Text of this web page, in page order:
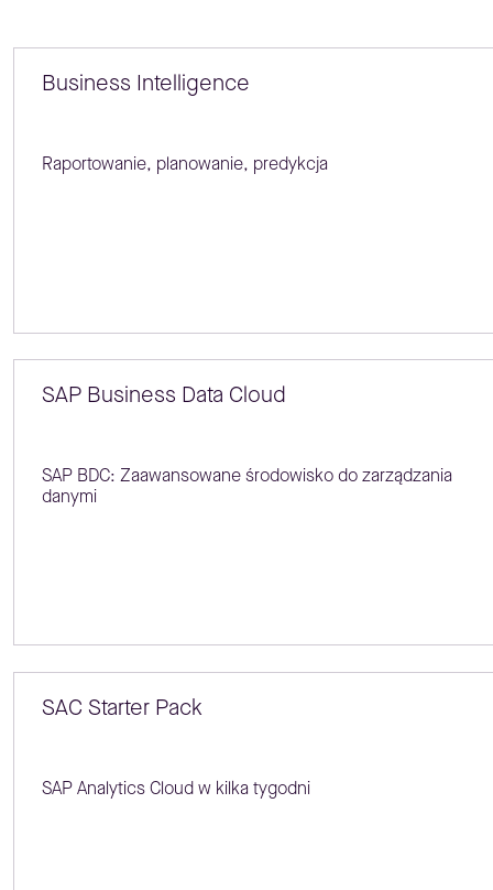
Business Intelligence
Raportowanie, planowanie, predykcja
SAP Business Data Cloud
SAP BDC: Zaawansowane środowisko do zarządzania
danymi
SAC Starter Pack
SAP Analytics Cloud w kilka tygodni